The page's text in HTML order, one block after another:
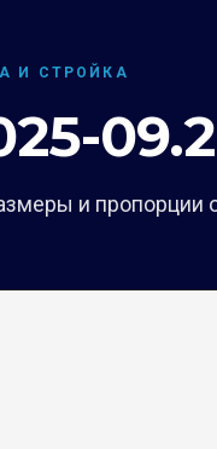
И СТРОЙКА
и пропорции